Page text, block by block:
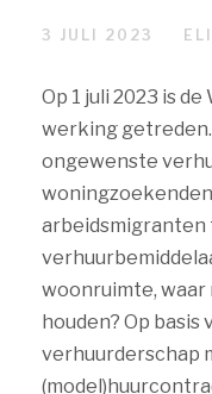
3 JULI 2023
Op 1 juli 2023 is
werking
ongewenste
arbeidsmigranten
woonruimte,
houden? Op basis
verhuurderschap